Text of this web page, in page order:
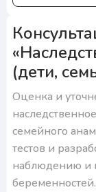
(дети,
Оценка и
семейного
тестов и
наблюдению и
беременностей.